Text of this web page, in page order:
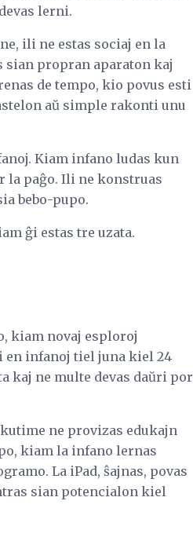
lerni.
ili ne estas sociaj en la
sian propran aparaton kaj
de tempo, kio povus esti
aŭ simple rakonti unu
Kiam infano ludas kun
la paĝo. Ili ne konstruas
bebo-pupo.
ĝi estas tre uzata.
kiam novaj esploroj
en infanoj tiel juna kiel 24
kaj ne multe devas daŭri por
ne provizas edukajn
kiam la infano lernas
La iPad, ŝajnas, povas
sian potencialon kiel